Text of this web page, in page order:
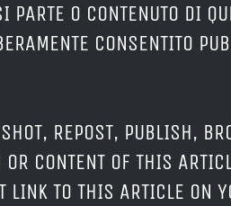
O CONTENUTO DI
CONSENTITO
REPOST, PUBLISH,
CONTENT OF THIS
LINK TO THIS ARTICLE ON